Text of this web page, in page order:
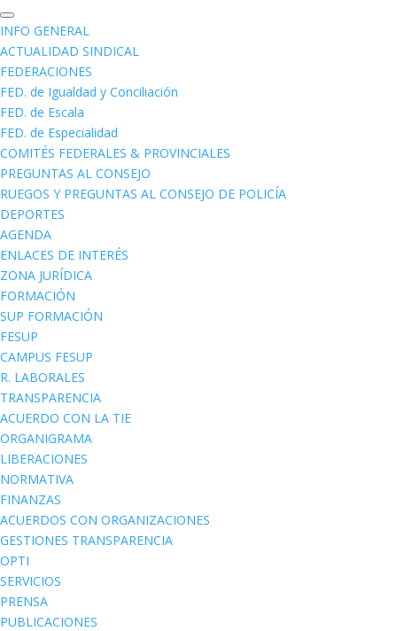
INFO GENERAL
ACTUALIDAD SINDICAL
FEDERACIONES
FED. de Igualdad y Conciliación
FED. de Escala
FED. de Especialidad
COMITÉS FEDERALES & PROVINCIALES
PREGUNTAS AL CONSEJO
RUEGOS Y PREGUNTAS AL CONSEJO DE POLICÍA
DEPORTES
AGENDA
ENLACES DE INTERÉS
ZONA JURÍDICA
FORMACIÓN
SUP FORMACIÓN
FESUP
CAMPUS FESUP
R. LABORALES
TRANSPARENCIA
ACUERDO CON LA TIE
ORGANIGRAMA
LIBERACIONES
NORMATIVA
FINANZAS
ACUERDOS CON ORGANIZACIONES
GESTIONES TRANSPARENCIA
OPTI
SERVICIOS
PRENSA
PUBLICACIONES